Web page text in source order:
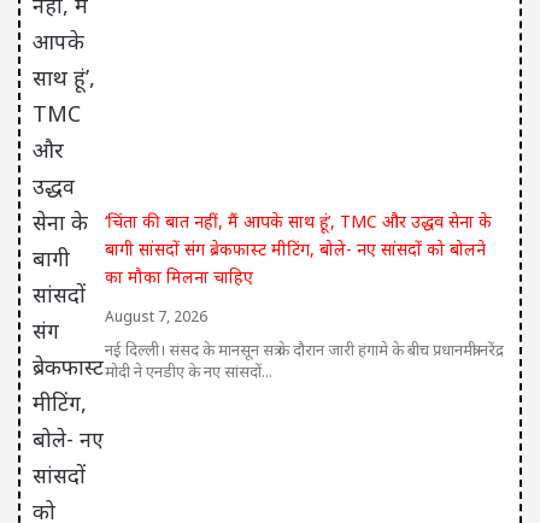
‘चिंता की बात नहीं, मैं आपके साथ हूं’, TMC और उद्धव सेना के
बागी सांसदों संग ब्रेकफास्ट मीटिंग, बोले- नए सांसदों को बोलने
का मौका मिलना चाहिए
August 7, 2026
नई दिल्ली। संसद के मानसून सत्र के दौरान जारी हंगामे के बीच प्रधानमंत्री नरेंद्र
मोदी ने एनडीए के नए सांसदों...